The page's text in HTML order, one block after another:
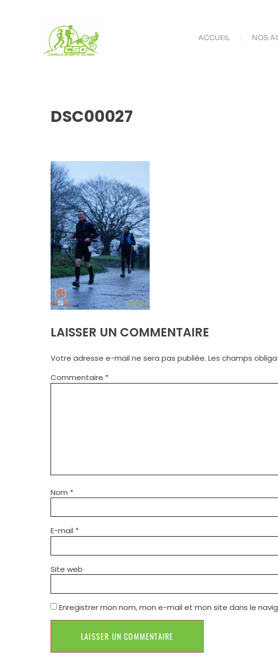
ACCUEIL NOS
DSC00027
LAISSER UN COMMENTAIRE
Votre adresse e-mail ne sera pas publiée. Les champs
Commentaire *
Nom *
E-mail *
Site web
Enregistrer mon nom, mon e-mail et mon site dans le